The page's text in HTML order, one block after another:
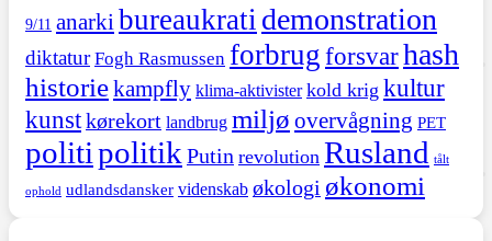
9/11 anarki bureaukrati demonstration
diktatur Fogh Rasmussen forbrugforsvarhash
historiekampfly klima-aktivister kold krig kultur
kunstkørekort landbrug miljø overvågning PET
politipolitik Putin revolution Rusland tålt
ophold udlandsdansker videnskab økologi økonomi